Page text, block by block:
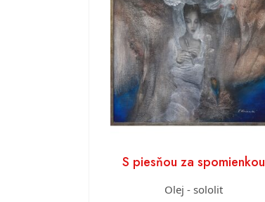
S piesňou za spomienkou
Olej - sololit